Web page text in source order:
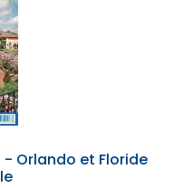
Orlando et Floride